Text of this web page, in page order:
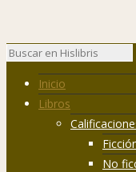
Inicio
Libros
No